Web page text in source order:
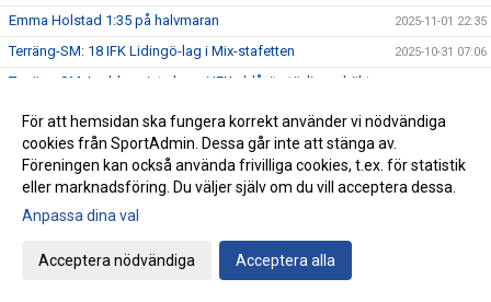
Emma Holstad 1:35 på halvmaran 2025-11-01 22:35
Terräng-SM: 18 IFK Lidingö-lag i Mix-stafetten 2025-10-31 07:06
Terräng-SM: Luddes sista lopp i IFKs blåvita tävlingsdräkt
Terräng-SM: Tilda sjua i F15 2025-10-29 07:00
Terräng-SM: Veteranerna femma i lag
IFK Centralorganisations styrelse på besök i Helsingfors 2025-10-27 07:57
Janne skriver om skolidrottsplatser
För att hemsidan ska fungera korrekt använder vi nödvändiga
cookies från SportAdmin. Dessa går inte att stänga av.
Föreningen kan också använda frivilliga cookies, t.ex. för statistik
eller marknadsföring. Du väljer själv om du vill acceptera dessa.
Anpassa dina val
Acceptera nödvändiga Acceptera alla